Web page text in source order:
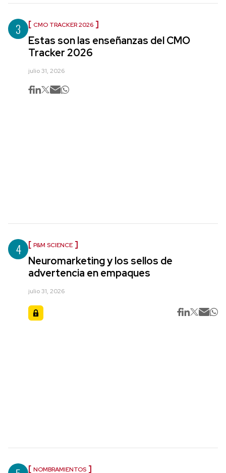
3 CMO TRACKER 2026
Estas son las enseñanzas del CMO
Tracker 2026
julio 31, 2026
4 P&M SCIENCE
Neuromarketing y los sellos de
advertencia en empaques
julio 31, 2026
NOMBRAMIENTOS